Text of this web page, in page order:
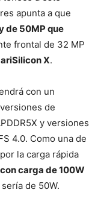
apunta a que
de 50MP que
frontal de 32 MP
X.
con un
de
y versiones
4.0. Como una de
la carga rápida
carga de 100W
de 50W.